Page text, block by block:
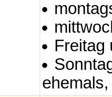
Freitag